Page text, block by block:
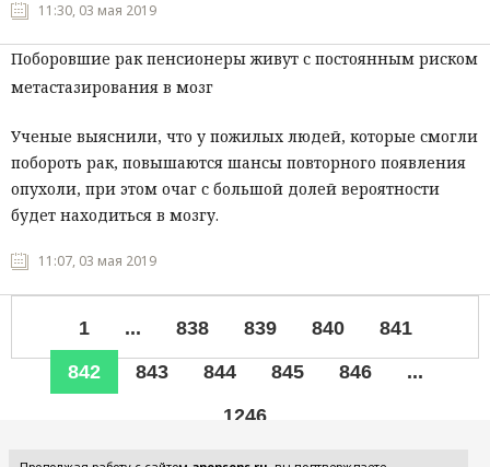
11:30, 03 мая 2019
Поборовшие рак пенсионеры живут с постоянным риском
метастазирования в мозг
Ученые выяснили, что у пожилых людей, которые смогли
побороть рак, повышаются шансы повторного появления
опухоли, при этом очаг с большой долей вероятности
будет находиться в мозгу.
11:07, 03 мая 2019
1 ... 838 839 840
841
842
843 844 845 846
...
1246